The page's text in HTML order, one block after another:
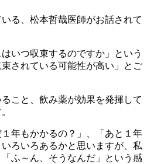
る、松本哲哉医師がお話されて
いつ収束するのですか」という
されている可能性が高い」とご
こと、飲み薬が効果を発揮して
年もかかるの？」、「あと１年
ろいろあるかと思いますが、私
ふ～ん、そうなんだ」という感